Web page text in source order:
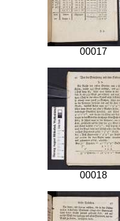
00017
00018